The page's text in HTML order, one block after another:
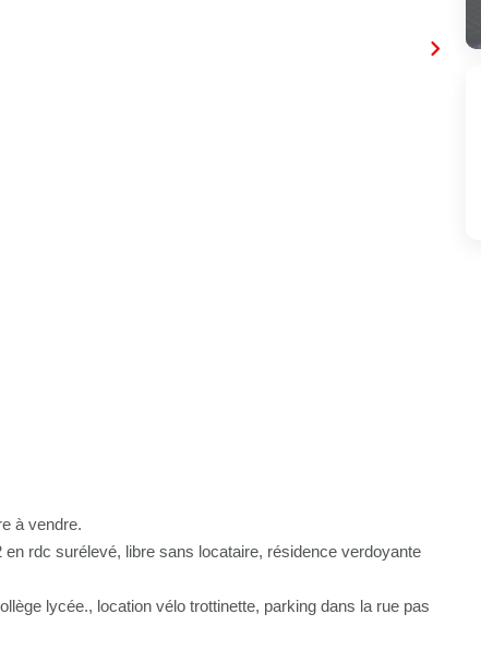
à vendre.
rdc surélevé, libre sans locataire, résidence verdoyante
lycée., location vélo trottinette, parking dans la rue pas